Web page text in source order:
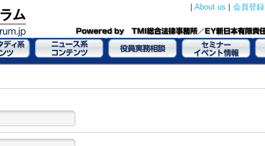
About us 会員登録